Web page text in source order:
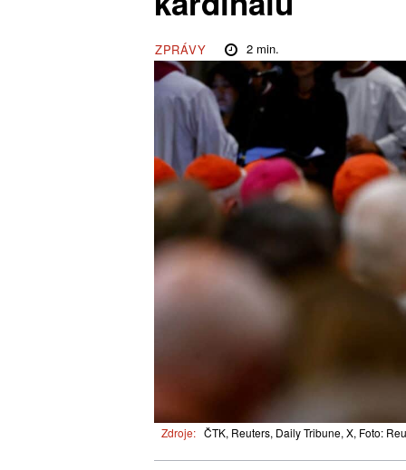
ZPRÁVY 2 min.
Zdroje: ČTK, Reuters, Daily Tribune, X, Foto: